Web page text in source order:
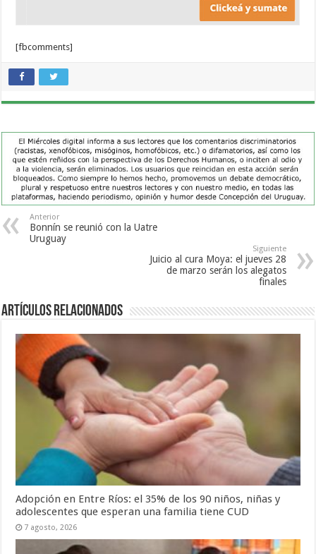
[fbcomments]
Anterior
Bonnín se reunió con la Uatre
Uruguay
Siguiente
Juicio al cura Moya: el jueves 28
de marzo serán los alegatos
finales
Artículos Relacionados
Adopción en Entre Ríos: el 35% de los 90 niños, niñas y
adolescentes que esperan una familia tiene CUD
7 agosto, 2026